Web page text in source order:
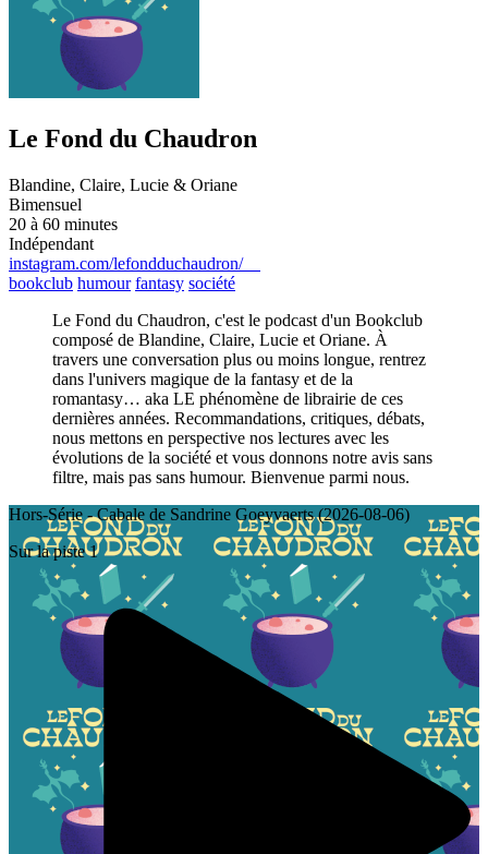
Le Fond du Chaudron
Blandine, Claire, Lucie & Oriane
Bimensuel
20 à 60 minutes
Indépendant
instagram.com/lefondduchaudron/
bookclub humour fantasy société
Le Fond du Chaudron, c'est le podcast d'un Bookclub
composé de Blandine, Claire, Lucie et Oriane. À
travers une conversation plus ou moins longue, rentrez
dans l'univers magique de la fantasy et de la
romantasy… aka LE phénomène de librairie de ces
dernières années. Recommandations, critiques, débats,
nous mettons en perspective nos lectures avec les
évolutions de la société et vous donnons notre avis sans
filtre, mais pas sans humour. Bienvenue parmi nous.
Hors-Série - Cabale de Sandrine Goeyvaerts (2026-08-06)
Sur la piste 1